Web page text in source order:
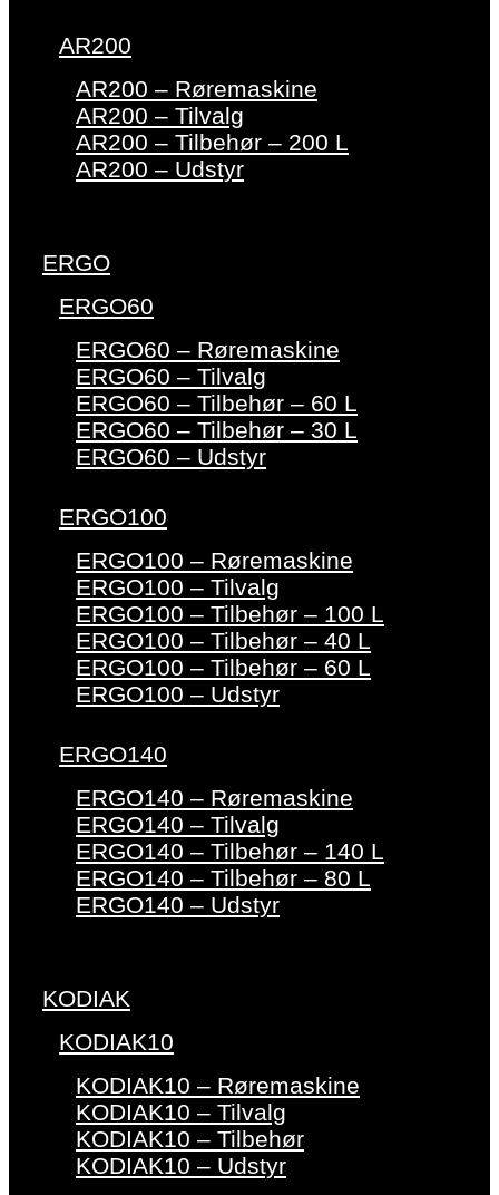
AR200
AR200 – Røremaskine
AR200 – Tilvalg
AR200 – Tilbehør – 200 L
AR200 – Udstyr
ERGO
ERGO60
ERGO60 – Røremaskine
ERGO60 – Tilvalg
ERGO60 – Tilbehør – 60 L
ERGO60 – Tilbehør – 30 L
ERGO60 – Udstyr
ERGO100
ERGO100 – Røremaskine
ERGO100 – Tilvalg
ERGO100 – Tilbehør – 100 L
ERGO100 – Tilbehør – 40 L
ERGO100 – Tilbehør – 60 L
ERGO100 – Udstyr
ERGO140
ERGO140 – Røremaskine
ERGO140 – Tilvalg
ERGO140 – Tilbehør – 140 L
ERGO140 – Tilbehør – 80 L
ERGO140 – Udstyr
KODIAK
KODIAK10
KODIAK10 – Røremaskine
KODIAK10 – Tilvalg
KODIAK10 – Tilbehør
KODIAK10 – Udstyr